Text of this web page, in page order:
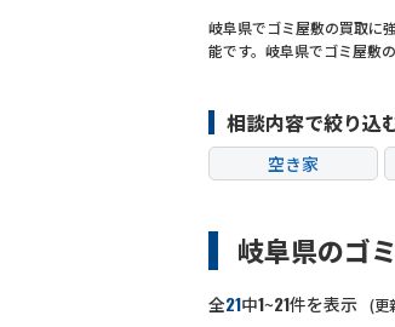
岐阜県でゴミ屋敷の買取に
能です。岐阜県でゴミ屋敷
相談内容で絞り込
空き家
岐阜県のゴ
全21中1~21件を表示 (更